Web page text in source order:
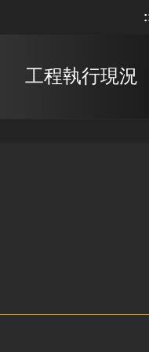
工程執行現況